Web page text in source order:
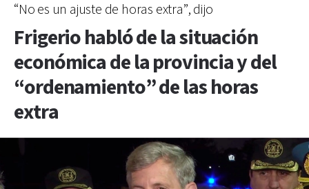
“No es un ajuste de horas extra”, dijo
Frigerio habló de la situación
económica de la provincia y del
“ordenamiento” de las horas
extra